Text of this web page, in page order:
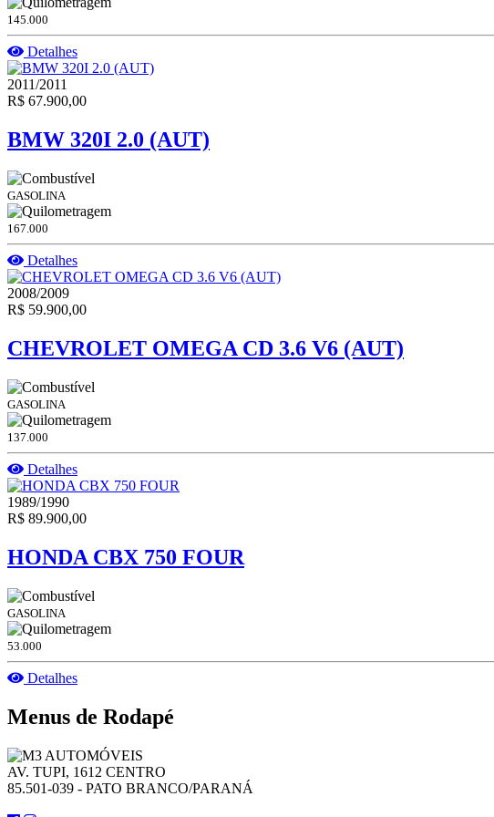
145.000
Detalhes
2011/2011
R$ 67.900,00
BMW 320I 2.0 (AUT)
GASOLINA
167.000
Detalhes
2008/2009
R$ 59.900,00
CHEVROLET OMEGA CD 3.6 V6 (AUT)
GASOLINA
137.000
Detalhes
1989/1990
R$ 89.900,00
HONDA CBX 750 FOUR
GASOLINA
53.000
Detalhes
Menus de Rodapé
AV. TUPI, 1612 CENTRO
85.501-039 - PATO BRANCO/PARANÁ